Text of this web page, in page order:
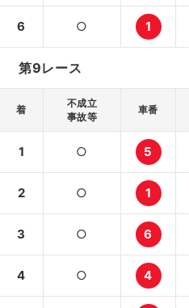
6 ○ 1
第9レース
着
不成立
事故等
車番
1 ○ 5
2 ○ 1
3 ○ 6
4 ○ 4